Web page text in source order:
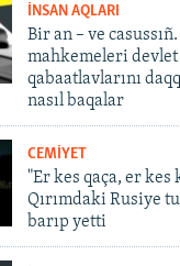
İNSAN AQLARI
Bir an – ve casussıñ.
mahkemeleri
qabaatlavlarını
nasıl baqalar
CEMİYET
"Er kes qaça, er kes
Qırımdaki Rusiye
barıp yetti